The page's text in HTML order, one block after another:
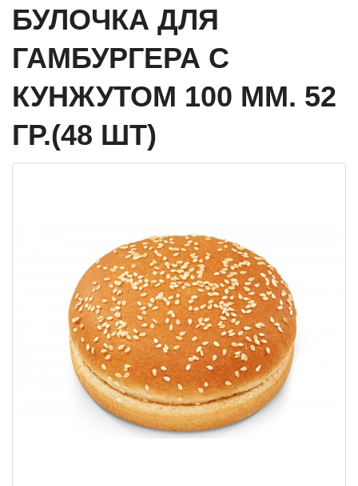
БУЛОЧКА ДЛЯ
ГАМБУРГЕРА С
КУНЖУТОМ 100 ММ. 52
ГР.(48 ШТ)